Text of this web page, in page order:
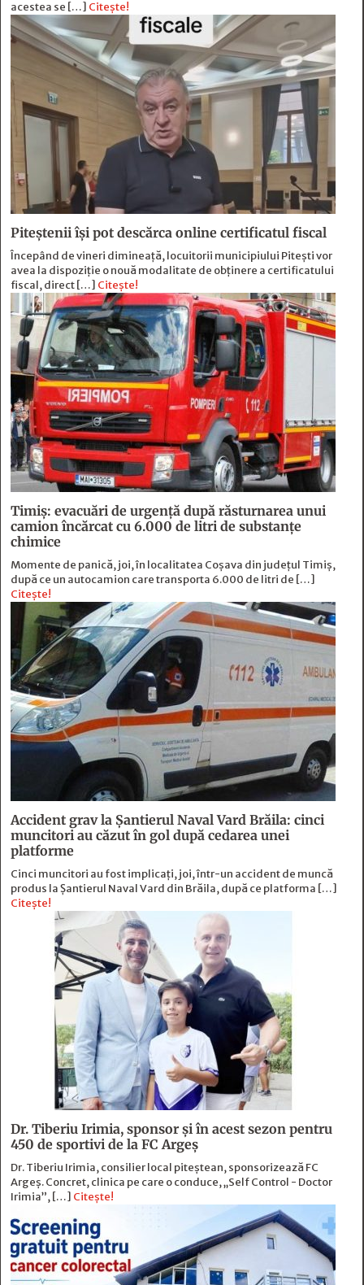
acestea se […] Citește!
Piteștenii își pot descărca online certificatul fiscal
Începând de vineri dimineață, locuitorii municipiului Pitești vor
avea la dispoziție o nouă modalitate de obținere a certificatului
fiscal, direct […] Citește!
Timiș: evacuări de urgență după răsturnarea unui
camion încărcat cu 6.000 de litri de substanțe
chimice
Momente de panică, joi, în localitatea Coșava din județul Timiș,
după ce un autocamion care transporta 6.000 de litri de […]
Citește!
Accident grav la Șantierul Naval Vard Brăila: cinci
muncitori au căzut în gol după cedarea unei
platforme
Cinci muncitori au fost implicați, joi, într-un accident de muncă
produs la Șantierul Naval Vard din Brăila, după ce platforma […]
Citește!
Dr. Tiberiu Irimia, sponsor şi în acest sezon pentru
450 de sportivi de la FC Argeş
Dr. Tiberiu Irimia, consilier local piteștean, sponsorizează FC
Argeș. Concret, clinica pe care o conduce, „Self Control - Doctor
Irimia”, […] Citește!